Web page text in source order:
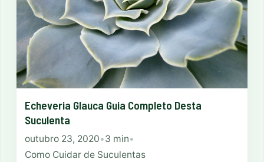
Echeveria Glauca Guia Completo Desta
Suculenta
outubro 23, 2020•3 min•
Como Cuidar de Suculentas